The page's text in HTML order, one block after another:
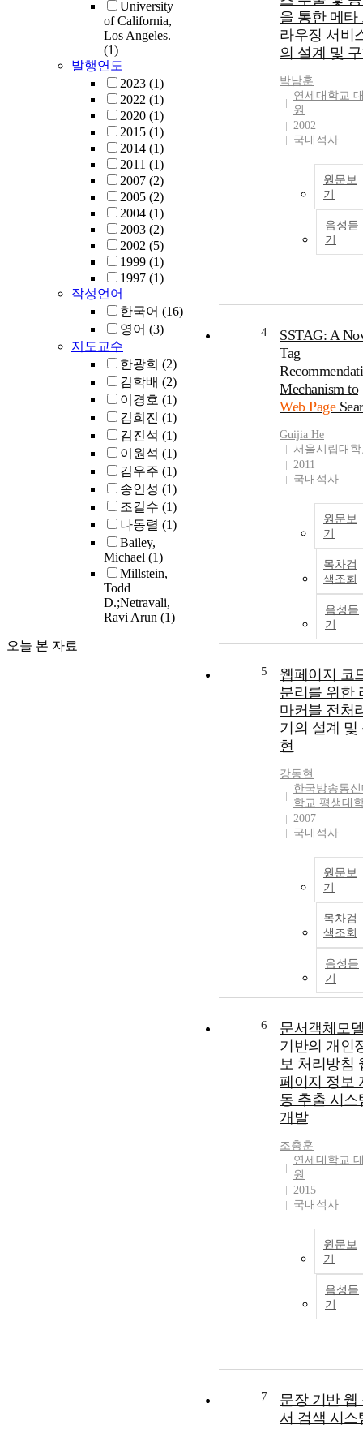
University
of California,
Los Angeles.
(1)
발행연도
2023 (1)
2022 (1)
2020 (1)
2015 (1)
2014 (1)
2011 (1)
2007 (2)
2005 (2)
2004 (1)
2003 (2)
2002 (5)
1999 (1)
1997 (1)
작성언어
한국어 (16)
영어 (3)
지도교수
한광희 (2)
김학배 (2)
이경호 (1)
김희진 (1)
김진석 (1)
이원석 (1)
김우주 (1)
송인성 (1)
조길수 (1)
나동렬 (1)
Bailey,
Michael (1)
Millstein,
Todd
D.;Netravali,
Ravi Arun (1)
오늘 본 자료
을 통한 메타
라우징 서비
의 설계 및
박남훈
연세대학교
원
2002
국내석사
원문보
기
음성듣
기
4
SSTAG: A
Tag
Mechanism to
Web Page
Guijia He
서울시립대
2011
국내석사
원문보
기
목차검
색조회
음성듣
기
5
웹페이지 코
분리를 위한
마커블 전처
기의 설계 및
현
강동현
한국방송통
학교 평생대
2007
국내석사
원문보
기
목차검
색조회
음성듣
기
6
문서객체모
기반의 개인
보 처리방침
페이지 정보
동 추출 시스
개발
조충훈
연세대학교
원
2015
국내석사
원문보
기
음성듣
기
7
문장 기반 웹
서 검색 시스